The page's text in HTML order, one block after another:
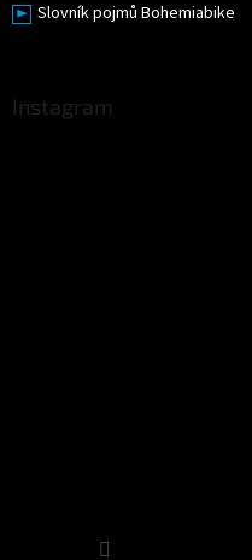
Slovník pojmů Bohemiabike
Instagram